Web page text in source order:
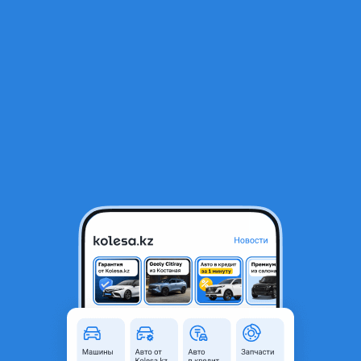
Двигатель АКПП 1MZ-fe 3.0L мотор (коробка)
Алматы, Алматинская